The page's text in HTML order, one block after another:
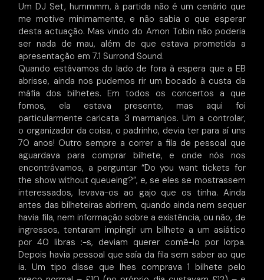
Um DJ Set, hummmm, à partida não é um cenário que
me motive minimamente, e não sabia o que esperar
desta actuação. Mas vindo do Amon Tobin não poderia
ser nada de mau, além de que estava prometida a
apresentação em 7.1 Surrond Sound.
Quando estávamos do lado de fora à espera que a EB
abrisse, ainda nos pudemos rir um bocado à custa da
máfia dos bilhetes. Em todos os concertos a que
fomos, ela estava presente, mas aqui foi
particularmente caricata. 3 marmanjos. Um a controlar,
o organizador da coisa, o padrinho, devia ter para aí uns
70 anos! Outro sempre a correr a fila de pessoal que
aguardava para comprar bilhete, e onde nós nos
encontrávamos, a perguntar “Do you want tickets for
the show without queueing?”, e, se eles se mostrassem
interessados, levava-os ao gajo que os tinha. Ainda
antes das bilheteiras abrirem, quando ainda nem sequer
havia fila, nem informação sobre a existência, ou não, de
ingressos, tentaram impingir um bilhete a um asiático
por 40 libras :-s, deviam querer comê-lo por lorpa.
Depois havia pessoal que saía da fila sem saber ao que
ia. Um tipo disse que lhes comprava 1 bilhete pelo